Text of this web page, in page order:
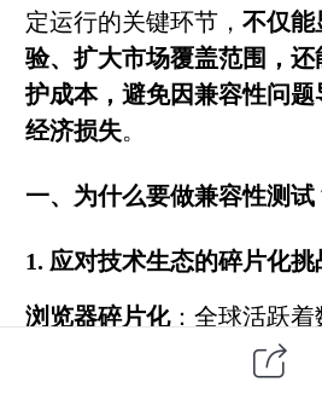
定运行的关键环节， 不仅能
验、扩大市场覆盖范围，
护成本，避免因兼容性问题
经济损失。
一、为什么要做兼容性测试
1. 应对技术生态的碎片化挑
浏览器碎片化：全球活跃着
（如Chrome、Firefox、